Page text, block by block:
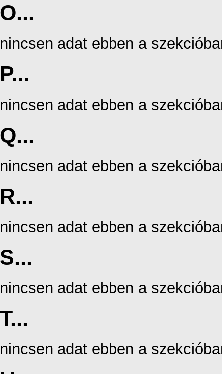
O...
nincsen adat ebben a
P...
nincsen adat ebben a
Q...
nincsen adat ebben a
R...
nincsen adat ebben a
S...
nincsen adat ebben a
T...
nincsen adat ebben a